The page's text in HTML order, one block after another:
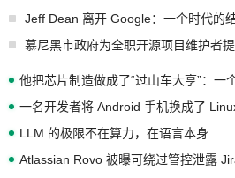
Jeff Dean 离开 Google：一个时代的
慕尼黑市政府为全职开源项目维护者
他把芯片制造做成了“过山车大亨”：一
一名开发者将 Android 手机换成了
LLM 的极限不在算力，在语言本身